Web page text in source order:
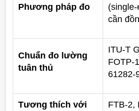
Phương pháp đo
cần
Chuẩn đo lường
tuân thủ
ITU-T
FOTP-
61282-
Tương thích với
FTB-2,